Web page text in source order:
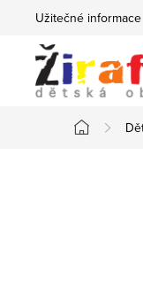
obsah
Užitečné informace
Domů